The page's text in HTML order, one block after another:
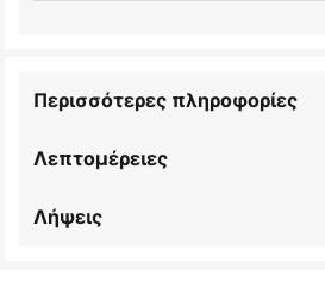
Λεπτομέρειες
Περισσότερες πληροφορίες
Λήψεις